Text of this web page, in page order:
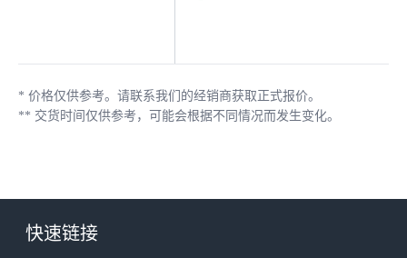
* 价格仅供参考。请联系我们的经销商获取正式报价。
** 交货时间仅供参考，可能会根据不同情况而发生变化。
快速链接